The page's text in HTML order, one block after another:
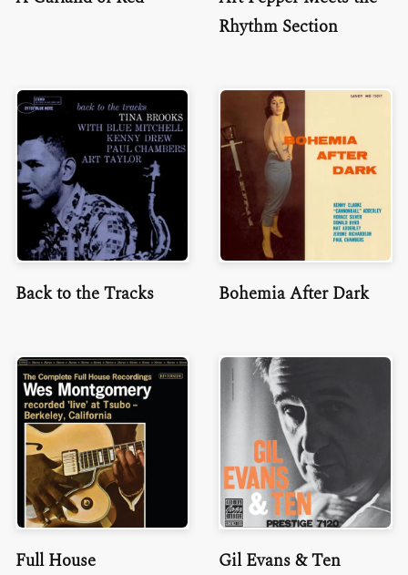
Rhythm Section
Back to the Tracks Bohemia After Dark
Full House Gil Evans & Ten